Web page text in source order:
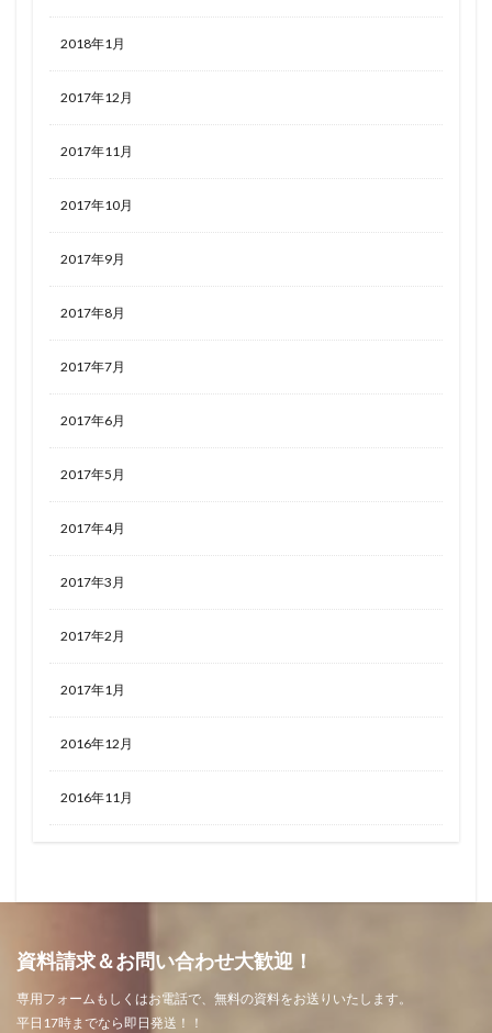
2018年1月
2017年12月
2017年11月
2017年10月
2017年9月
2017年8月
2017年7月
2017年6月
2017年5月
2017年4月
2017年3月
2017年2月
2017年1月
2016年12月
2016年11月
資料請求＆お問い合わせ大歓迎！
専用フォームもしくはお電話で、無料の資料をお送りいたします。
平日17時までなら即日発送！！